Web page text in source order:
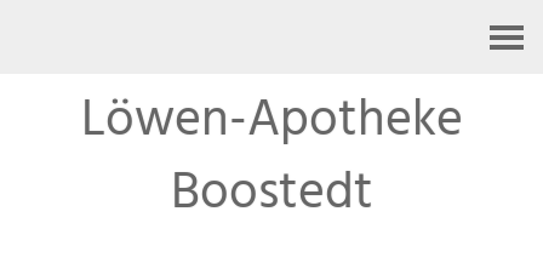
Löwen-Apotheke
Boostedt